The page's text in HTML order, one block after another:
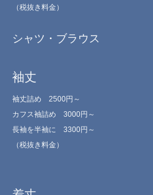
（税抜き料金）
シャツ・ブラウス
袖丈
袖丈詰め 2500円～
カフス袖詰め 3000円～
長袖を半袖に 3300円～
（税抜き料金）